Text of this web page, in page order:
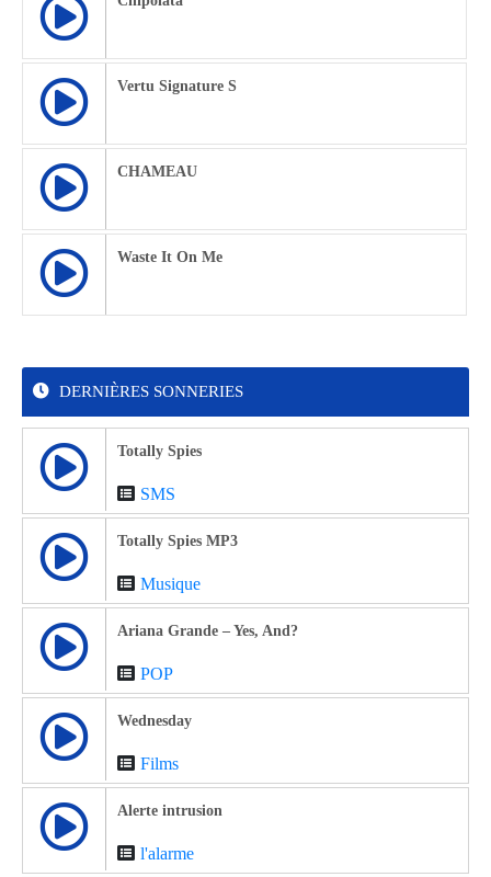
Vertu Signature S
CHAMEAU
Waste It On Me
DERNIÈRES SONNERIES
Totally Spies
SMS
Totally Spies MP3
Musique
Ariana Grande – Yes, And?
POP
Wednesday
Films
Alerte intrusion
l'alarme